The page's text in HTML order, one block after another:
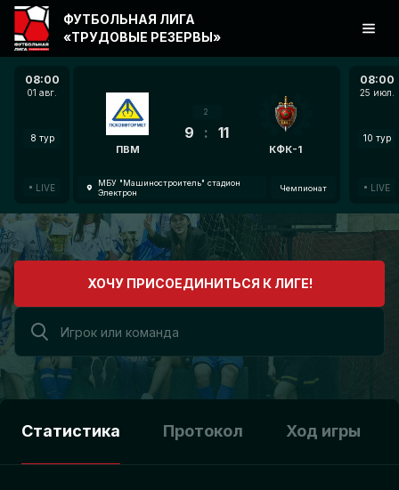
08:00
01 авг.
8 тур
LIVE
ПВМ
2
9 : 11
КФК-1
МБУ "Машиностроитель" стадион
Электрон
Чемпионат
08:00
25 июл.
10 тур
LIVE
ФУТБОЛЬНАЯ ЛИГА
«ТРУДОВЫЕ РЕЗЕРВЫ»
ХОЧУ ПРИСОЕДИНИТЬСЯ К ЛИГЕ!
Статистика Протокол Ход игры